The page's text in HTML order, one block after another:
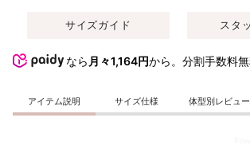
サイズガイド スタ
なら 月々1,164円から。分割手数料
アイテム説明 サイズ仕様 体型別レビュー